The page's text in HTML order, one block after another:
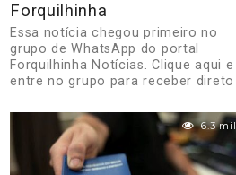
Forquilhinha
Essa notícia chegou primeiro no
grupo de WhatsApp do portal
Forquilhinha Notícias. Clique aqui e
entre no grupo para receber direto
6.3 mil